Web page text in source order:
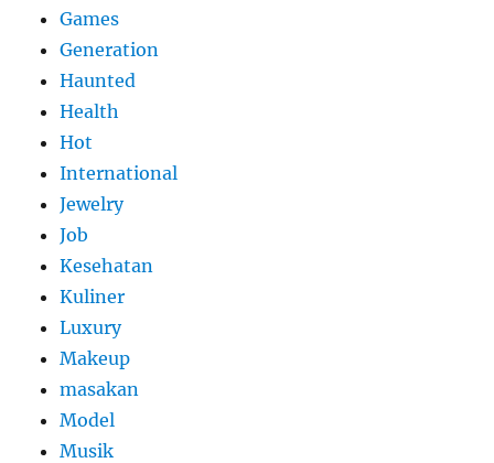
Games
Generation
Haunted
Health
Hot
International
Jewelry
Job
Kesehatan
Kuliner
Luxury
Makeup
masakan
Model
Musik